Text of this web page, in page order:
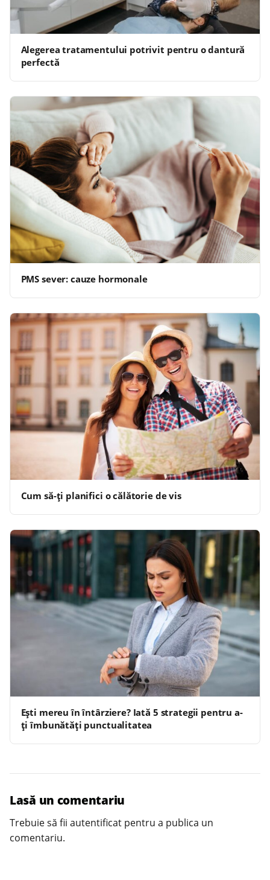
Alegerea tratamentului potrivit pentru o dantură
perfectă
PMS sever: cauze hormonale
Cum să-ți planifici o călătorie de vis
Ești mereu în întârziere? Iată 5 strategii pentru a-
ți îmbunătăți punctualitatea
Lasă un comentariu
Trebuie să fii autentificat pentru a publica un
comentariu.